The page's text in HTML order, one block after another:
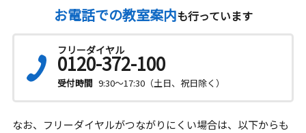
お電話での教室案内も行っています
フリーダイヤル
0120-372-100
受付時間 9:30～17:30（土日、祝日除く）
なお、フリーダイヤルがつながりにくい場合は、以下からも